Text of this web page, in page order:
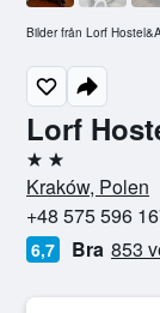
Lorf
2 stjärnor
Kraków, Polen
+48 575 596
6,7 Bra 853
Bilder från Lorf